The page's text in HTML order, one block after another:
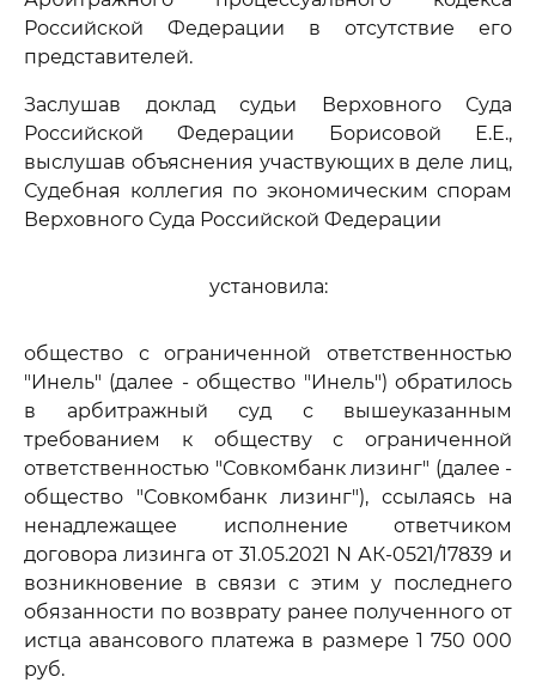
Российской Федерации в отсутствие его
представителей.
Заслушав доклад судьи Верховного Суда
Российской Федерации Борисовой Е.Е.,
выслушав объяснения участвующих в деле лиц,
Судебная коллегия по экономическим спорам
Верховного Суда Российской Федерации
установила:
общество с ограниченной ответственностью
"Инель" (далее - общество "Инель") обратилось
в арбитражный суд с вышеуказанным
требованием к обществу с ограниченной
ответственностью "Совкомбанк лизинг" (далее -
общество "Совкомбанк лизинг"), ссылаясь на
ненадлежащее исполнение ответчиком
договора лизинга от 31.05.2021 N АК-0521/17839 и
возникновение в связи с этим у последнего
обязанности по возврату ранее полученного от
истца авансового платежа в размере 1 750 000
руб.